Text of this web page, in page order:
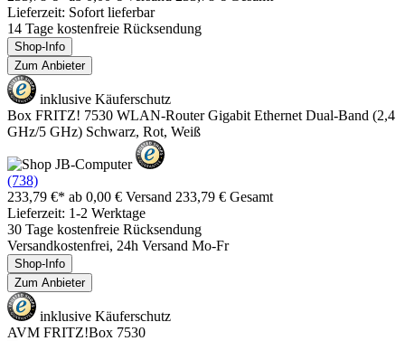
Lieferzeit: Sofort lieferbar
14 Tage kostenfreie Rücksendung
Shop-Info
Zum Anbieter
inklusive Käuferschutz
Box FRITZ! 7530 WLAN-Router Gigabit Ethernet Dual-Band (2,4
GHz/5 GHz) Schwarz, Rot, Weiß
(738)
233,79 €* ab 0,00 € Versand 233,79 € Gesamt
Lieferzeit: 1-2 Werktage
30 Tage kostenfreie Rücksendung
Versandkostenfrei, 24h Versand Mo-Fr
Shop-Info
Zum Anbieter
inklusive Käuferschutz
AVM FRITZ!Box 7530